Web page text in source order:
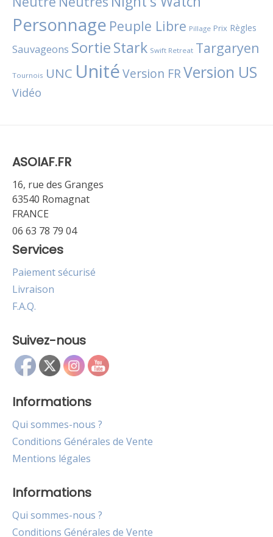
Personnage Peuple Libre Pillage Prix Règles
Sauvageons SortieStark Swift Retreat Targaryen
Tournois UNC UnitéVersion FRVersion US
Vidéo
ASOIAF.FR
16, rue des Granges
63540 Romagnat
FRANCE
06 63 78 79 04
Services
Paiement sécurisé
Livraison
F.A.Q.
Suivez-nous
Informations
Qui sommes-nous ?
Conditions Générales de Vente
Mentions légales
Informations
Qui sommes-nous ?
Conditions Générales de Vente